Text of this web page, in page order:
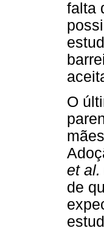
falta
O
et al.
de